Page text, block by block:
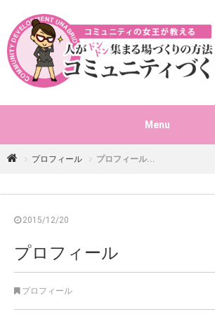
Menu
プロフィール プロフィール...
2015/12/20
プロフィール
プロフィール